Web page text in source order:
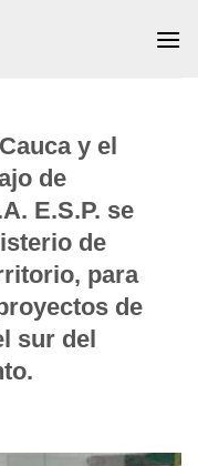
y el
de
E.S.P. se
de
para
de
sur del